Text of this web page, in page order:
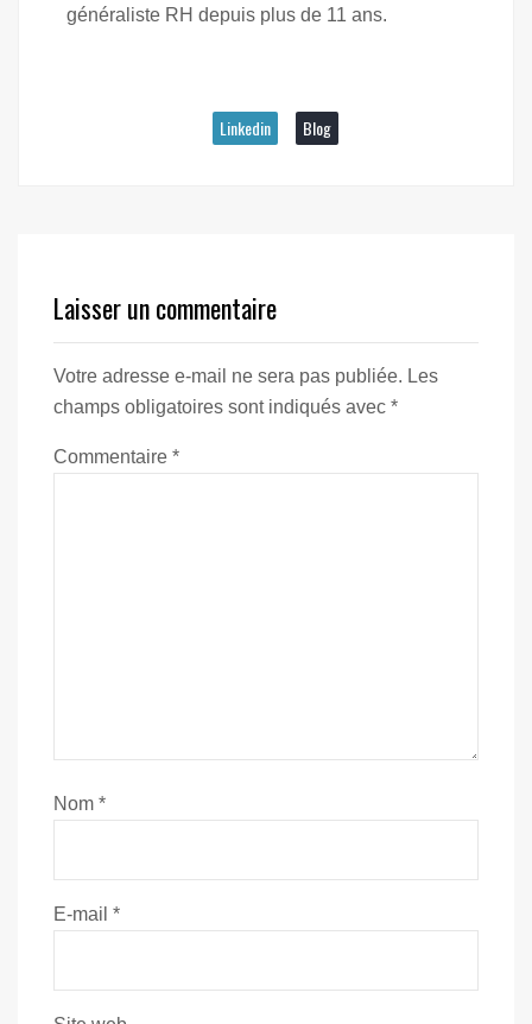
généraliste RH depuis plus de 11 ans.
Linkedin Blog
Laisser un commentaire
Votre adresse e-mail ne sera pas publiée. Les
champs obligatoires sont indiqués avec *
Commentaire *
Nom *
E-mail *